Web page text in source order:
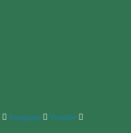
Instagram Youtube